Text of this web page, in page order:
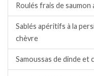
Roulés frais de
Sablés apéritifs à la
chèvre
Samoussas de dinde et